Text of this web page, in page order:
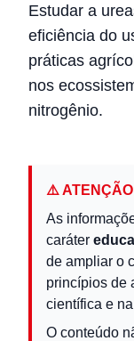
Estudar a
eficiência do
práticas
nos
nitrogênio.
⚠️ ATENÇÃO
As
caráter
de ampliar o
princípios de
científica e
O conteúdo